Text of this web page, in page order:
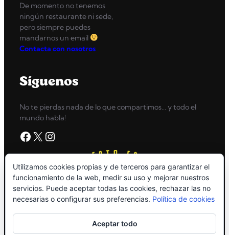
De momento no tenemos
ningún restaurante ni sede,
pero siempre puedes
mandarnos un email
Contacta con nosotros
Síguenos
No te pierdas nada de lo que compartimos… y todo el
mundo habla!
Facebook X Instagram
Utilizamos cookies propias y de terceros para garantizar el
funcionamiento de la web, medir su uso y mejorar nuestros
servicios. Puede aceptar todas las cookies, rechazar las no
necesarias o configurar sus preferencias. Política de cookies
Aceptar todo